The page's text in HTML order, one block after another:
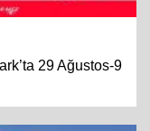
29 Ağustos-9